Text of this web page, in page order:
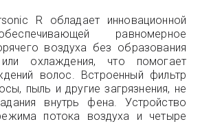
R обладает инновационной
равномерное
воздуха без образования
охлаждения, что помогает
волос. Встроенный фильтр
пыль и другие загрязнения, не
внутрь фена. Устройство
потока воздуха и четыре